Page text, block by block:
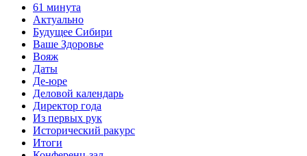
61 минута
Актуально
Будущее Сибири
Ваше Здоровье
Вояж
Даты
Де-юре
Деловой календарь
Директор года
Из первых рук
Исторический ракурс
Итоги